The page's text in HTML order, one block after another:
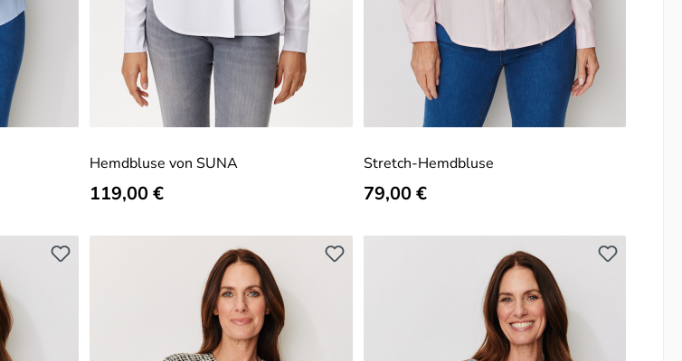
Hemdbluse von SUNA
Regulärer Preis:
119,00 €
Stretch-Hemdbluse
Regulärer Preis:
79,00 €